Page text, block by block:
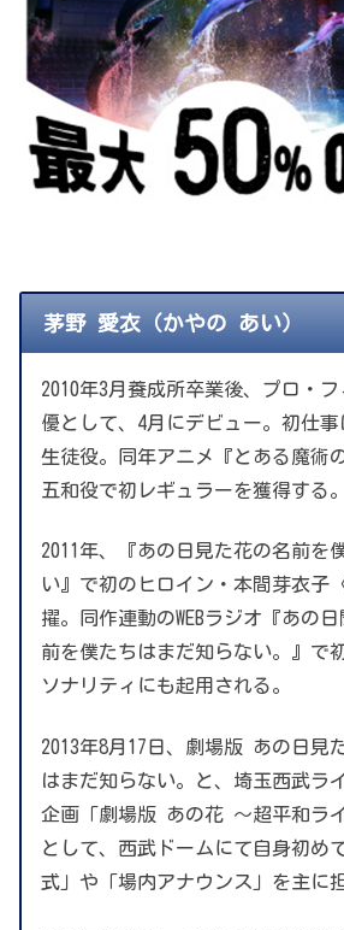
茅野 愛衣（かやの あい）
2010年3月養成所卒業後、プロ・
優として、4月にデビュー。初仕事
生徒役。同年アニメ『とある魔術
五和役で初レギュラーを獲得する。
2011年、『あの日見た花の名前を
い』で初のヒロイン・本間芽衣子
擢。同作連動のWEBラジオ『あの
前を僕たちはまだ知らない。』で
ソナリティにも起用される。
2013年8月17日、劇場版 あの日見
はまだ知らない。と、埼玉西武ラ
企画「劇場版 あの花 〜超平和ラ
として、西武ドームにて自身初め
式」や「場内アナウンス」を主に